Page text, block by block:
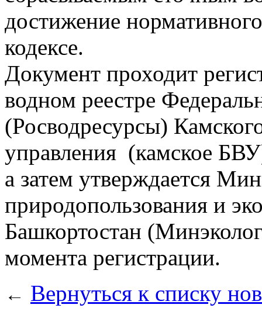
достижение
кодексе.
Документ проходит
водном реестре
(Росводресурсы)
управления (камское
а затем утверждается
природопользования и
Башкортостан
момента регистрации.
← Вернуться к списку